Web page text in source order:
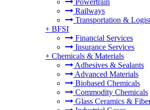
Powertrain
Railways
Transportation &
+ BFSI
Financial Services
Insurance Services
+ Chemicals & Materials
Adhesives & Sealants
Advanced Materials
Biobased Chemicals
Commodity Chemicals
Glass Ceramics &